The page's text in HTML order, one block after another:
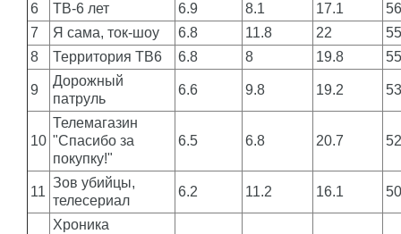
6
ТВ-6 лет 6.9 8.1 17.1
7
Я сама, ток-шоу 6.8 11.8 22
8
Территория ТВ6 6.8 8 19.8
9
Дорожный
патруль
6.6 9.8 19.2
10
Телемагазин
"Спасибо за
покупку!"
6.5 6.8 20.7
11
Зов убийцы,
телесериал
6.2 11.2 16.1
Хроника